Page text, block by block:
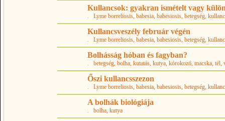
Kullancsok: gyakran ismételt vagy
. Lyme borreliosis, babesia, babesiosis, betegség,
Kullancsveszély február végén
. Lyme borreliosis, babesia, babesiosis, betegség,
Bolhásság hóban és fagyban?
. betegség, bolha, kutatás, kutya, kórokozó, macska, tél,
Őszi kullancsszezon
. Lyme borreliosis, babesia, babesiosis, betegség,
A bolhák biológiája
. bolha, kutya